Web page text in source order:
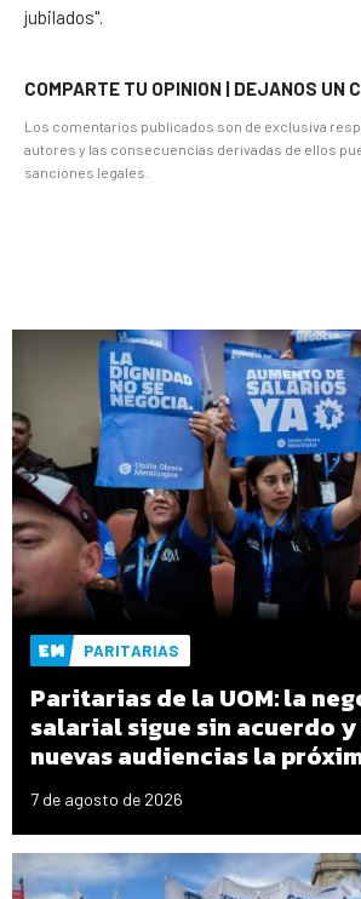
jubilados".
COMPARTE TU OPINION | DEJANOS UN
Los comentarios publicados son de exclusiva
autores y las consecuencias derivadas de ellos
sanciones legales.
PARITARIAS
Paritarias de la UOM: la
salarial sigue sin acuerdo y
nuevas audiencias la
7 de agosto de 2026